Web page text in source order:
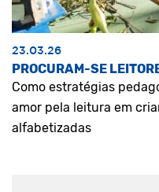
23.03.26
PROCURAM-SE
Como estratégias
amor pela leitura em
alfabetizadas